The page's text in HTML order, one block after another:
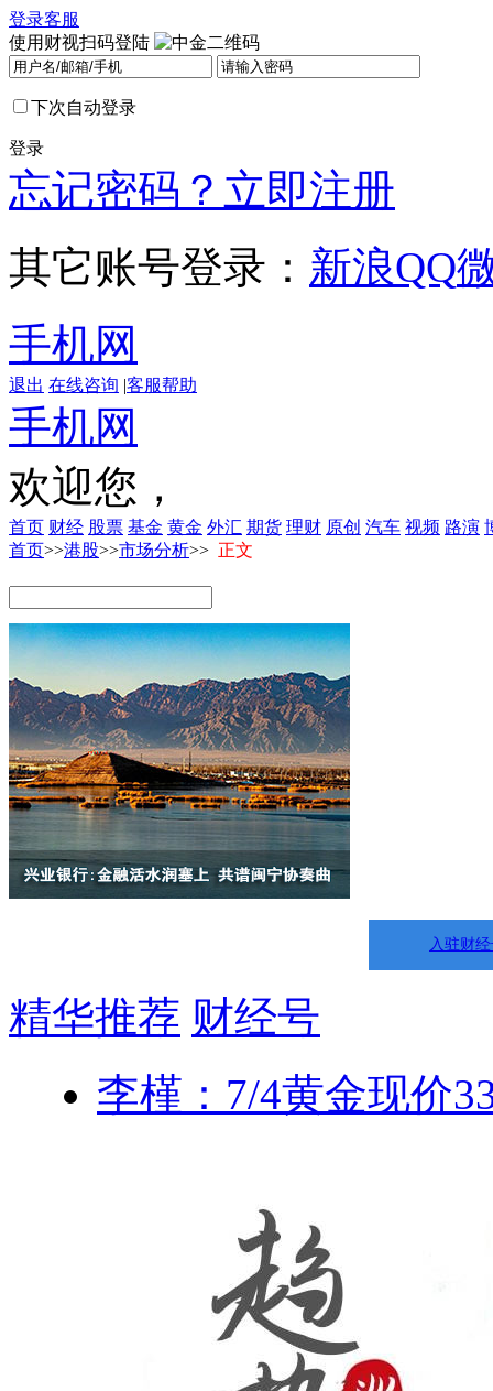
登录客服
使用财视扫码登陆
下次自动登录
登录
忘记密码？ 立即注册
其它账号登录： 新浪QQ
手机网
退出 在线咨询 |客服帮助
手机网
欢迎您，
首页 财经 股票 基金 黄金 外汇 期货 理财 原创 汽车 视频 路演
首页>>港股>>市场分析>> 正文
入驻财
精华推荐 财经号
李槿：7/4黄金现价